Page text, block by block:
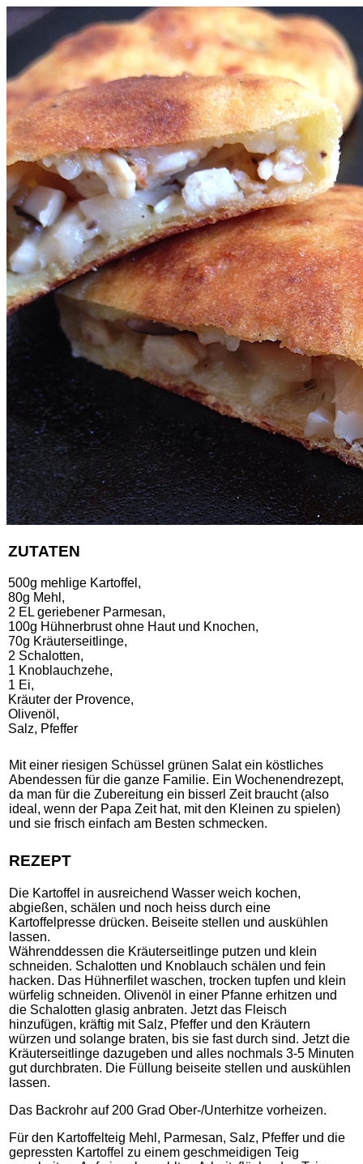
ZUTATEN
500g mehlige Kartoffel,
80g Mehl,
2 EL geriebener Parmesan,
100g Hühnerbrust ohne Haut und Knochen,
70g Kräuterseitlinge,
2 Schalotten,
1 Knoblauchzehe,
1 Ei,
Kräuter der Provence,
Olivenöl,
Salz, Pfeffer
Mit einer riesigen Schüssel grünen Salat ein köstliches
Abendessen für die ganze Familie. Ein Wochenendrezept,
da man für die Zubereitung ein bisserl Zeit braucht (also
ideal, wenn der Papa Zeit hat, mit den Kleinen zu spielen)
und sie frisch einfach am Besten schmecken.
REZEPT
Die Kartoffel in ausreichend Wasser weich kochen,
abgießen, schälen und noch heiss durch eine
Kartoffelpresse drücken. Beiseite stellen und auskühlen
lassen.
Währenddessen die Kräuterseitlinge putzen und klein
schneiden. Schalotten und Knoblauch schälen und fein
hacken. Das Hühnerfilet waschen, trocken tupfen und klein
würfelig schneiden. Olivenöl in einer Pfanne erhitzen und
die Schalotten glasig anbraten. Jetzt das Fleisch
hinzufügen, kräftig mit Salz, Pfeffer und den Kräutern
würzen und solange braten, bis sie fast durch sind. Jetzt die
Kräuterseitlinge dazugeben und alles nochmals 3-5 Minuten
gut durchbraten. Die Füllung beiseite stellen und auskühlen
lassen.
Das Backrohr auf 200 Grad Ober-/Unterhitze vorheizen.
Für den Kartoffelteig Mehl, Parmesan, Salz, Pfeffer und die
gepressten Kartoffel zu einem geschmeidigen Teig